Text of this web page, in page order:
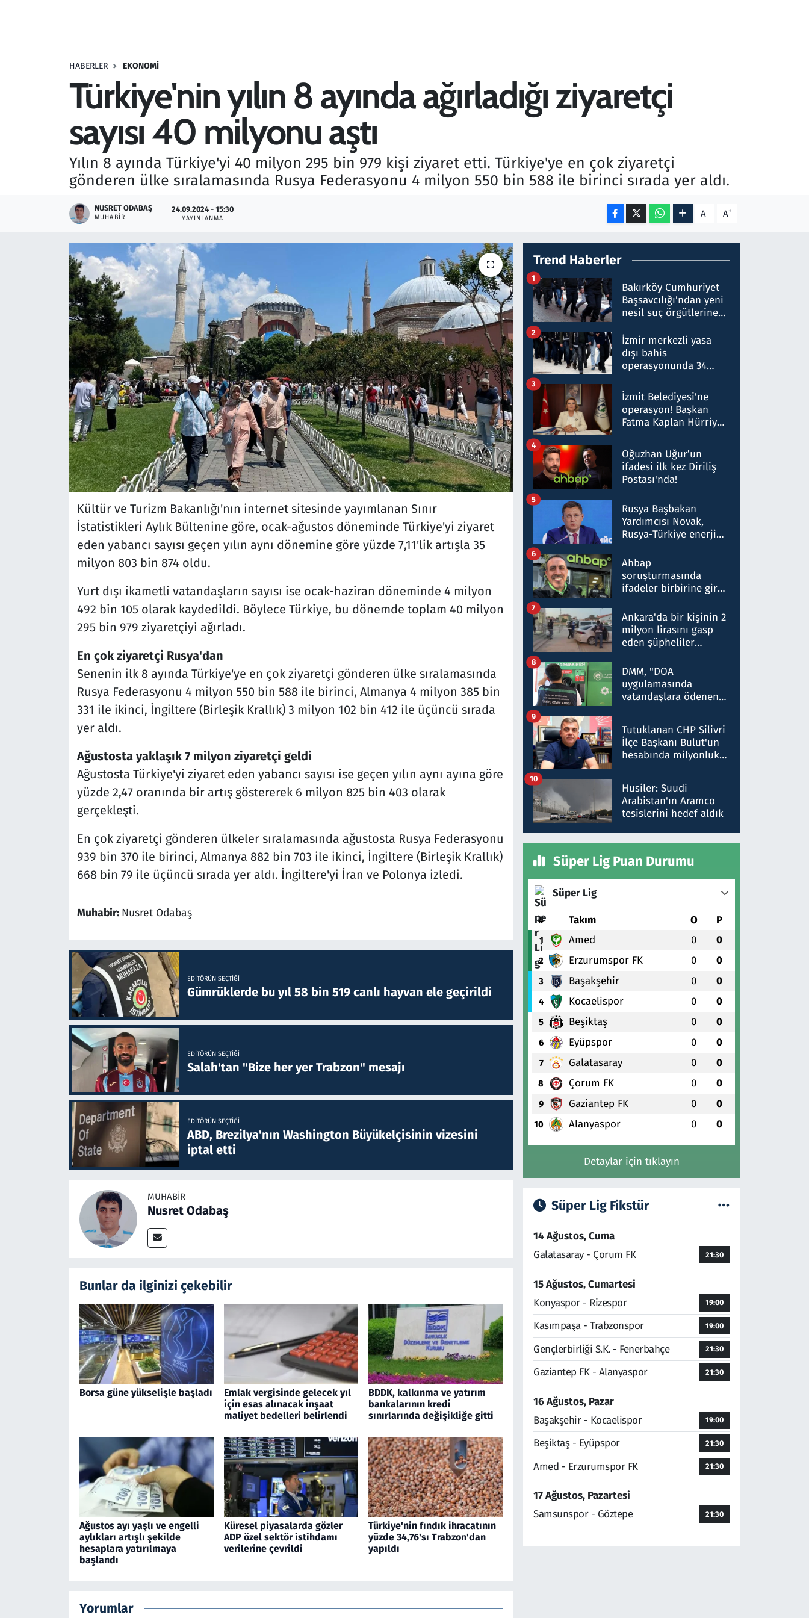
HABERLER EKONOMI
Türkiye'nin yılın 8 ayında ağırladığı ziyaretçi
sayısı 40 milyonu aştı
Yılın 8 ayında Türkiye'yi 40 milyon 295 bin 979 kişi ziyaret etti. Türkiye'ye en çok ziyaretçi
gönderen ülke sıralamasında Rusya Federasyonu 4 milyon 550 bin 588 ile birinci sırada yer aldı.
NUSRET ODABAŞ
MUHABIR
24.09.2024 - 15:30
YAYINLANMA A- A+
Kültür ve Turizm Bakanlığı'nın internet sitesinde yayımlanan Sınır
İstatistikleri Aylık Bültenine göre, ocak-ağustos döneminde Türkiye'yi ziyaret
eden yabancı sayısı geçen yılın aynı dönemine göre yüzde 7,11'lik artışla 35
milyon 803 bin 874 oldu.
Yurt dışı ikametli vatandaşların sayısı ise ocak-haziran döneminde 4 milyon
492 bin 105 olarak kaydedildi. Böylece Türkiye, bu dönemde toplam 40 milyon
295 bin 979 ziyaretçiyi ağırladı.
En çok ziyaretçi Rusya'dan
Senenin ilk 8 ayında Türkiye'ye en çok ziyaretçi gönderen ülke sıralamasında
Rusya Federasyonu 4 milyon 550 bin 588 ile birinci, Almanya 4 milyon 385 bin
331 ile ikinci, İngiltere (Birleşik Krallık) 3 milyon 102 bin 412 ile üçüncü sırada
yer aldı.
Ağustosta yaklaşık 7 milyon ziyaretçi geldi
Ağustosta Türkiye'yi ziyaret eden yabancı sayısı ise geçen yılın aynı ayına göre
yüzde 2,47 oranında bir artış göstererek 6 milyon 825 bin 403 olarak
gerçekleşti.
En çok ziyaretçi gönderen ülkeler sıralamasında ağustosta Rusya Federasyonu
939 bin 370 ile birinci, Almanya 882 bin 703 ile ikinci, İngiltere (Birleşik Krallık)
668 bin 79 ile üçüncü sırada yer aldı. İngiltere'yi İran ve Polonya izledi.
Muhabir: Nusret Odabaş
EDITÖRÜN SEÇTIĞI
Gümrüklerde bu yıl 58 bin 519 canlı hayvan ele geçirildi
EDITÖRÜN SEÇTIĞI
Salah'tan "Bize her yer Trabzon" mesajı
EDITÖRÜN SEÇTIĞI
ABD, Brezilya'nın Washington Büyükelçisinin vizesini
iptal etti
MUHABIR
Nusret Odabaş
Bunlar da ilginizi çekebilir
Borsa güne yükselişle başladı
Emlak vergisinde gelecek yıl
için esas alınacak inşaat
maliyet bedelleri belirlendi
BDDK, kalkınma ve yatırım
bankalarının kredi
sınırlarında değişikliğe gitti
Ağustos ayı yaşlı ve engelli
aylıkları artışlı şekilde
hesaplara yatırılmaya
başlandı
Küresel piyasalarda gözler
ADP özel sektör istihdamı
verilerine çevrildi
Türkiye'nin fındık ihracatının
yüzde 34,76'sı Trabzon'dan
yapıldı
Yorumlar
Trend Haberler
Bakırköy Cumhuriyet
Başsavcılığı'ndan yeni
nesil suç örgütlerine
hakkında gözaltı kararı
1
İzmir merkezli yasa
dışı bahis
operasyonunda 34
Milyar liralık para
trafiği tespit edildi
2
İzmit Belediyesi'ne
operasyon! Başkan
Fatma Kaplan Hürriyet
3
Oğuzhan Uğur’un
ifadesi ilk kez Diriliş
Postası'nda!
4
Rusya Başbakan
Yardımcısı Novak,
Rusya-Türkiye enerji
nitelikte olduğunu
belirtti
5
Ahbap
soruşturmasında
ifadeler birbirine girdi:
ifadelerinden ortaya
çıkan tablo şok etti
6
Ankara'da bir kişinin 2
milyon lirasını gasp
eden şüpheliler
7
DMM, "DOA
uygulamasında
vatandaşlara ödenen
düşürüldüğü" iddiasını
yalanladı
8
Tutuklanan CHP Silivri
İlçe Başkanı Bulut'un
hesabında milyonluk
talimat verdi, ben
gönderdim
9
Husiler: Suudi
Arabistan'ın Aramco
tesislerini hedef aldık
10
Süper Lig Puan Durumu
Süper Lig
# Takım O P
1 Amed 0 0
2 Erzurumspor FK 0 0
3 Başakşehir 0 0
4 Kocaelispor 0 0
5 Beşiktaş 0 0
6 Eyüpspor 0 0
7 Galatasaray 0 0
8 Çorum FK 0 0
9 Gaziantep FK 0 0
10 Alanyaspor 0 0
Detaylar için tıklayın
Süper Lig Fikstür
14 Ağustos, Cuma
Galatasaray - Çorum FK
21:30
15 Ağustos, Cumartesi
Konyaspor - Rizespor
19:00
Kasımpaşa - Trabzonspor 19:00
Gençlerbirliği S.K. - Fenerbahçe 21:30
Gaziantep FK - Alanyaspor 21:30
16 Ağustos, Pazar
Başakşehir - Kocaelispor
19:00
Beşiktaş - Eyüpspor 21:30
Amed - Erzurumspor FK 21:30
17 Ağustos, Pazartesi
Samsunspor - Göztepe
21:30
Teknoloji ve Bilim
Televizyon